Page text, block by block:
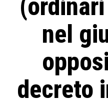
nel
decreto